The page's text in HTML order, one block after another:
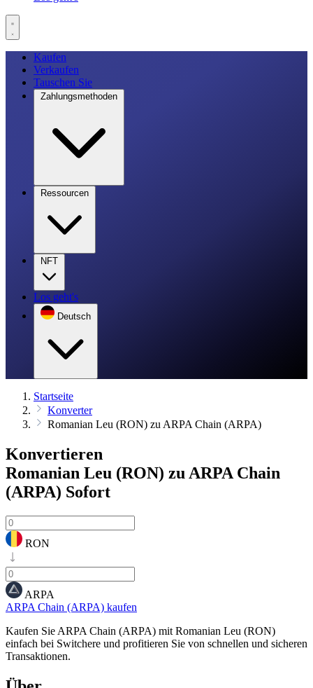
Kaufen
Verkaufen
Tauschen Sie
Zahlungsmethoden
Ressourcen
NFT
Los geht's
Deutsch
Startseite
Konverter
Romanian Leu (RON) zu ARPA Chain (ARPA)
Konvertieren
Romanian Leu (RON) zu ARPA Chain
(ARPA) Sofort
RON
ARPA
ARPA Chain (ARPA) kaufen
Kaufen Sie ARPA Chain (ARPA) mit Romanian Leu (RON)
einfach bei Switchere und profitieren Sie von schnellen und sicheren
Transaktionen.